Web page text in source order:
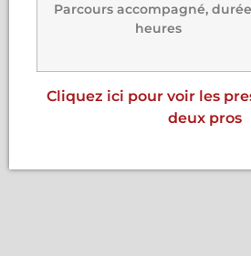
Parcours accompagné,
heures
Cliquez ici pour voir les
deux pros